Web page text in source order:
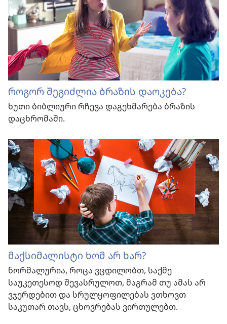
როგორ შეგიძლია ბრაზის დაოკება?
ხუთი ბიბლიური რჩევა დაგეხმარება ბრაზის
დაცხრომაში.
მაქსიმალისტი ხომ არ ხარ?
ნორმალურია, როცა ვცდილობთ, საქმე
საუკეთესოდ შევასრულოთ, მაგრამ თუ ამას არ
ვჯერდებით და სრულყოფილებას ვთხოვთ
საკუთარ თავს, ცხოვრებას ვირთულებთ.